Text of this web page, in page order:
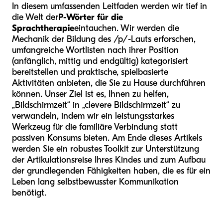
In diesem umfassenden Leitfaden werden wir tief in
die Welt derP-Wörter für die
Sprachtherapieeintauchen. Wir werden die
Mechanik der Bildung des /p/-Lauts erforschen,
umfangreiche Wortlisten nach ihrer Position
(anfänglich, mittig und endgültig) kategorisiert
bereitstellen und praktische, spielbasierte
Aktivitäten anbieten, die Sie zu Hause durchführen
können. Unser Ziel ist es, Ihnen zu helfen,
„Bildschirmzeit“ in „clevere Bildschirmzeit“ zu
verwandeln, indem wir ein leistungsstarkes
Werkzeug für die familiäre Verbindung statt
passiven Konsums bieten. Am Ende dieses Artikels
werden Sie ein robustes Toolkit zur Unterstützung
der Artikulationsreise Ihres Kindes und zum Aufbau
der grundlegenden Fähigkeiten haben, die es für ein
Leben lang selbstbewusster Kommunikation
benötigt.